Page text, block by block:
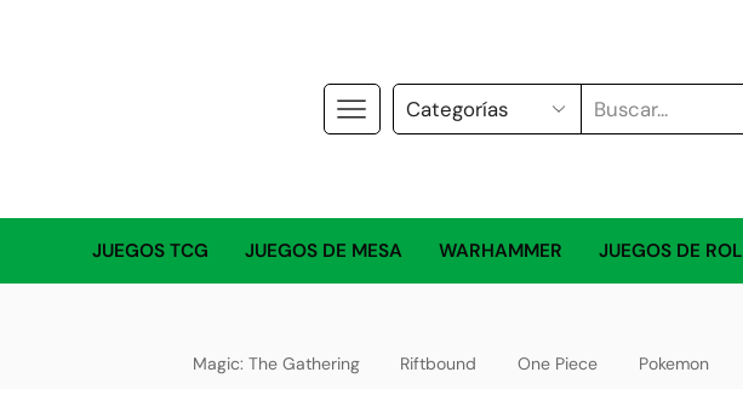
JUEGOS TCG JUEGOS DE MESA WARHAMMER JUEGOS DE ROL
Magic: The Gathering Riftbound One Piece Pokemon